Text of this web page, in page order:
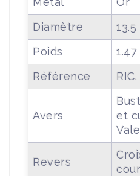
Diamètre
Poids
1.47
Référence
Avers
et
Revers